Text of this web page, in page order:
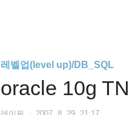
레벨업(level up)/DB_SQL
oracle 10g